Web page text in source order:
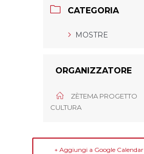
CATEGORIA
MOSTRE
ORGANIZZATORE
ZÈTEMA PROGETTO
CULTURA
+ Aggiungi a Google Calendar